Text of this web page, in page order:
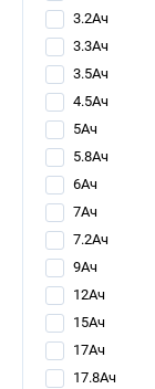
3.2Ач
3.3Ач
3.5Ач
4.5Ач
5Ач
5.8Ач
6Ач
7Ач
7.2Ач
9Ач
12Ач
15Ач
17Ач
17.8Ач